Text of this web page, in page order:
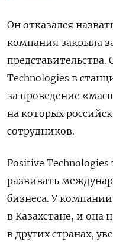
Он отказался
компания закрыла
Technologies в
за проведение
на которых
сотрудников.
Positive
развивать
бизнеса. У компании
в Казахстане, и она
в других странах,